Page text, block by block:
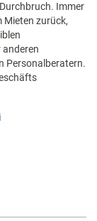
Immer
Mieten zurück,
anderen
Personalberatern.